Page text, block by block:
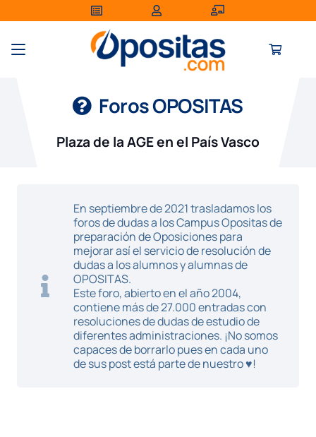
Foros OPOSITAS
Plaza de la AGE en el País Vasco
En septiembre de 2021 trasladamos los
foros de dudas a los Campus Opositas de
preparación de Oposiciones para
mejorar así el servicio de resolución de
dudas a los alumnos y alumnas de
OPOSITAS.
Este foro, abierto en el año 2004,
contiene más de 27.000 entradas con
resoluciones de dudas de estudio de
diferentes administraciones. ¡No somos
capaces de borrarlo pues en cada uno
de sus post está parte de nuestro ♥!